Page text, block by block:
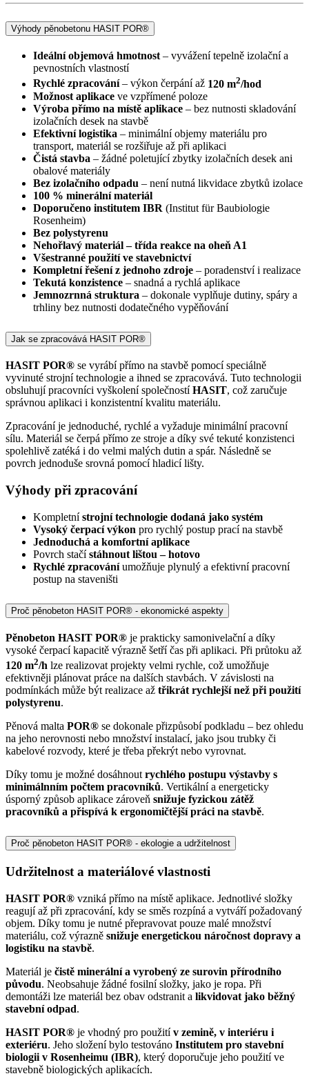
Výhody pěnobetonu HASIT POR®
Ideální objemová hmotnost – vyvážení tepelně izolační a
pevnostních vlastností
Rychlé zpracování– výkon čerpání až 120 m2/hod
Možnost aplikace ve vzpřímené poloze
Výroba přímo na místě aplikace – bez nutnosti skladování
izolačních desek na stavbě
Efektivní logistika – minimální objemy materiálu pro
transport, materiál se rozšiřuje až při aplikaci
Čistá stavba – žádné poletující zbytky izolačních desek ani
obalové materiály
Bez izolačního odpadu – není nutná likvidace zbytků izolace
100 % minerální materiál
Doporučeno institutem IBR (Institut für Baubiologie
Rosenheim)
Bez polystyrenu
Nehořlavý materiál – třída reakce na oheň A1
Všestranné použití ve stavebnictví
Kompletní řešení z jednoho zdroje – poradenství i realizace
Tekutá konzistence – snadná a rychlá aplikace
Jemnozrnná struktura – dokonale vyplňuje dutiny, spáry a
trhliny bez nutnosti dodatečného vypěňování
Jak se zpracovává HASIT POR®
HASIT POR® se vyrábí přímo na stavbě pomocí speciálně
vyvinuté strojní technologie a ihned se zpracovává. Tuto technologii
obsluhují pracovníci vyškolení společností HASIT, což zaručuje
správnou aplikaci i konzistentní kvalitu materiálu.
Zpracování je jednoduché, rychlé a vyžaduje minimální pracovní
sílu. Materiál se čerpá přímo ze stroje a díky své tekuté konzistenci
spolehlivě zatéká i do velmi malých dutin a spár. Následně se
povrch jednoduše srovná pomocí hladicí lišty.
Výhody při zpracování
Kompletnístrojní technologie dodaná jako systém
Vysoký čerpací výkon pro rychlý postup prací na stavbě
Jednoduchá a komfortní aplikace
Povrch stačístáhnout lištou – hotovo
Rychlé zpracováníumožňuje plynulý a efektivní pracovní
postup na staveništi
Proč pěnobeton HASIT POR® - ekonomické aspekty
Pěnobeton HASIT POR® je prakticky samonivelační a díky
vysoké čerpací kapacitě výrazně šetří čas při aplikaci. Při průtoku až
120 m2/h lze realizovat projekty velmi rychle, což umožňuje
efektivněji plánovat práce na dalších stavbách. V závislosti na
podmínkách může být realizace až třikrát rychlejší než při použití
polystyrenu.
Pěnová malta POR® se dokonale přizpůsobí podkladu – bez ohledu
na jeho nerovnosti nebo množství instalací, jako jsou trubky či
kabelové rozvody, které je třeba překrýt nebo vyrovnat.
Díky tomu je možné dosáhnout rychlého postupu výstavby s
minimálnním počtem pracovníků. Vertikální a energeticky
úsporný způsob aplikace zároveň snižuje fyzickou zátěž
pracovníků a přispívá k ergonomičtější práci na stavbě.
Proč pěnobeton HASIT POR® - ekologie a udržitelnost
Udržitelnost a materiálové vlastnosti
HASIT POR® vzniká přímo na místě aplikace. Jednotlivé složky
reagují až při zpracování, kdy se směs rozpíná a vytváří požadovaný
objem. Díky tomu je nutné přepravovat pouze malé množství
materiálu, což výrazně snižuje energetickou náročnost dopravy a
logistiku na stavbě.
Materiál je čistě minerální a vyrobený ze surovin přírodního
původu. Neobsahuje žádné fosilní složky, jako je ropa. Při
demontáži lze materiál bez obav odstranit a likvidovat jako běžný
stavební odpad.
HASIT POR® je vhodný pro použitív zemině, v interiéru i
exteriéru. Jeho složení bylo testováno Institutem pro stavební
biologii v Rosenheimu (IBR), který doporučuje jeho použití ve
stavebně biologických aplikacích.